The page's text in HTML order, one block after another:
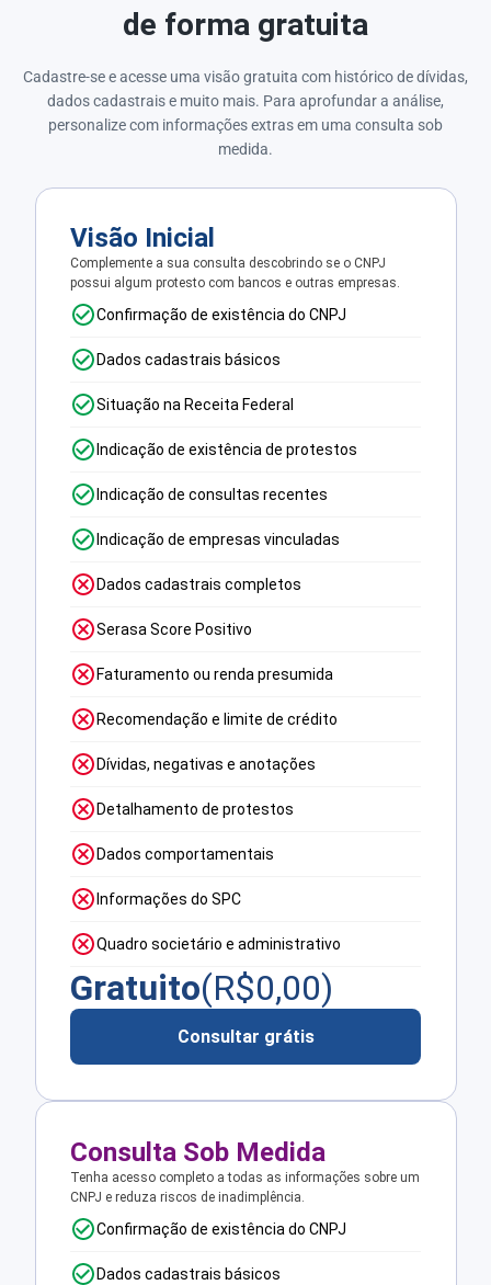
de forma gratuita
Cadastre-se e acesse uma visão gratuita com histórico de dívidas,
dados cadastrais e muito mais. Para aprofundar a análise,
personalize com informações extras em uma consulta sob
medida.
Visão Inicial
Complemente a sua consulta descobrindo se o CNPJ
possui algum protesto com bancos e outras empresas.
Confirmação de existência do CNPJ
Dados cadastrais básicos
Situação na Receita Federal
Indicação de existência de protestos
Indicação de consultas recentes
Indicação de empresas vinculadas
Dados cadastrais completos
Serasa Score Positivo
Faturamento ou renda presumida
Recomendação e limite de crédito
Dívidas, negativas e anotações
Detalhamento de protestos
Dados comportamentais
Informações do SPC
Quadro societário e administrativo
Gratuito(R$0,00)
Consultar grátis
Consulta Sob Medida
Tenha acesso completo a todas as informações sobre um
CNPJ e reduza riscos de inadimplência.
Confirmação de existência do CNPJ
Dados cadastrais básicos